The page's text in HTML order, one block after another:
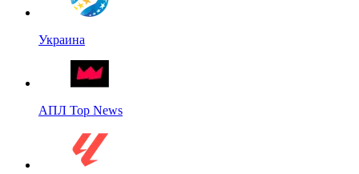
Украина
АПЛ Top News